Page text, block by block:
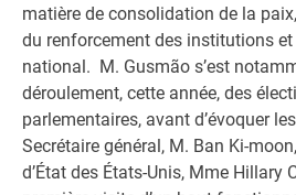
matière de consolidation de la
du renforcement des institutions
national. M. Gusmão s’est
déroulement, cette année, des
parlementaires, avant d’évoquer
Secrétaire général, M. Ban Ki-
d’État des États-Unis, Mme Hillary